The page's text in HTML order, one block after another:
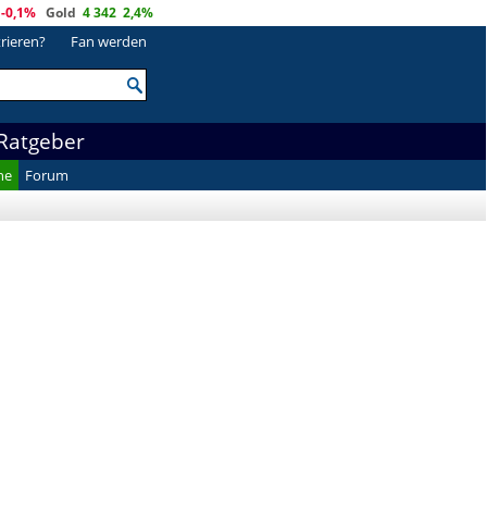
-0,1% Gold 4 342 2,4%
Fan werden
Forum